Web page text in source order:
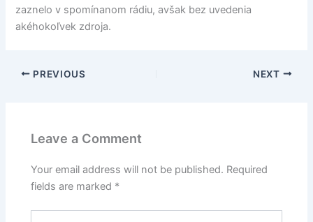
zaznelo v spomínanom rádiu, avšak bez uvedenia
akéhokoľvek zdroja.
PREVIOUS NEXT
Leave a Comment
Your email address will not be published. Required
fields are marked *